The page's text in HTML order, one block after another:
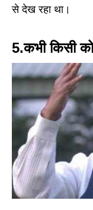
से देख रहा था।
5.कभी किसी